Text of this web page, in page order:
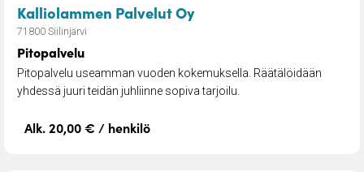
Kalliolammen Palvelut Oy– Pitopalvelu
71800 Siilinjärvi
Pitopalvelu
Pitopalvelu useamman vuoden kokemuksella. Räätälöidään
yhdessä juuri teidän juhliinne sopiva tarjoilu.
Alk. 20,00 € / henkilö